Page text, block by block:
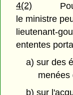
4(2)
le ministre
lieutenant-
ententes
a) sur des
menées
b) sur